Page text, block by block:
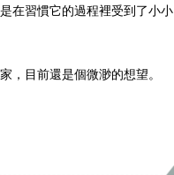
在習慣它的過程裡受到了小小
，目前還是個微渺的想望。